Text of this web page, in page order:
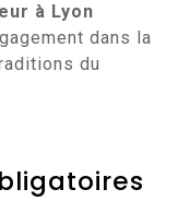
à Lyon
dans la
du